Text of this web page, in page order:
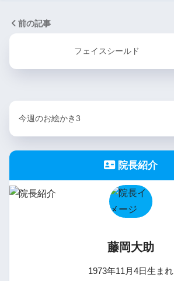
前の記事
フェイスシールド
今週のお絵かき3
院長紹介
藤岡大助
1973年11月4日生まれ